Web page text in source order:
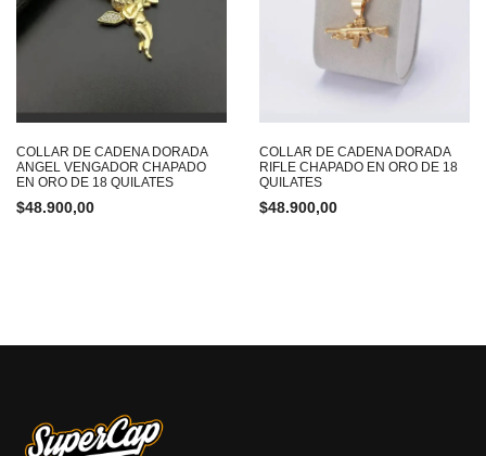
COLLAR DE CADENA DORADA
ANGEL VENGADOR CHAPADO
EN ORO DE 18 QUILATES
$48.900,00
COLLAR DE CADENA DORADA
RIFLE CHAPADO EN ORO DE 18
QUILATES
$48.900,00